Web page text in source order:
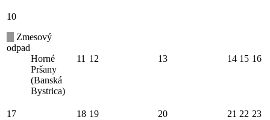
10
Zmesový
odpad
Horné
Pršany
(Banská
Bystrica)
11 12 13 14 15 16
17 18 19 20 21 22 23